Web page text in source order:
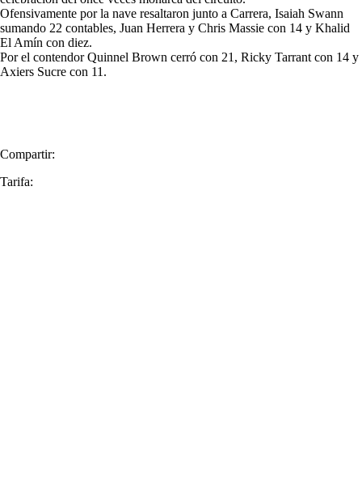
Ofensivamente por la nave resaltaron junto a Carrera, Isaiah Swann
sumando 22 contables, Juan Herrera y Chris Massie con 14 y Khalid
El Amín con diez.
Por el contendor Quinnel Brown cerró con 21, Ricky Tarrant con 14 y
Axiers Sucre con 11.
Compartir:
Tarifa: